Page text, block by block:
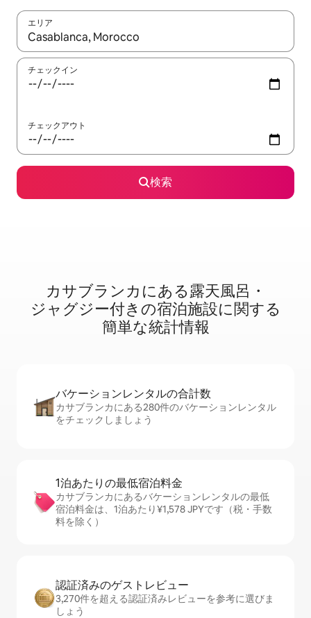
エリア
検索結果が表示されたら、上下の矢印キーを使って移動するか
チェックイン
チェックアウト
検索
カサブランカに⁠あ⁠る露⁠天⁠風⁠呂・
ジ⁠ャ⁠グ⁠ジ⁠ー⁠付⁠き⁠の宿⁠泊⁠施⁠設⁠に関⁠す⁠る
簡⁠単⁠な統⁠計⁠情⁠報
バケーションレ⁠ン⁠タ⁠ル⁠の合⁠計⁠数
カサブランカにある280件のバケーションレンタル
をチェックしましょう
1泊あたりの最⁠低⁠宿⁠泊⁠料⁠金
カサブランカにあるバケーションレンタルの最低
宿泊料金は、1泊あたり¥1,578 JPYです（税・手数
料を除く）
認証済みのゲ⁠ス⁠ト⁠レ⁠ビ⁠ュ⁠ー
3,270件を超える認証済みレビューを参考に選びま
しょう